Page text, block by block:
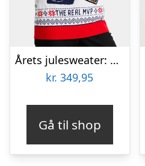
Årets julesweater: The Real MVP – dame / kvinder. Ugly Christmas Sweater lavet i Danmark
kr. 349,95
Gå til shop